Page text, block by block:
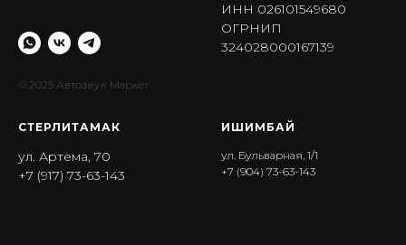
© 2025 Автозвук Маркет
ИНН 026101549680
ОГРНИП
324028000167139
СТЕРЛИТАМАК
ул. Артема, 70
+7 (917) 73-63-143
ИШИМБА Й
ул. Бульварная, 1/1
+7 (904) 73-63-143